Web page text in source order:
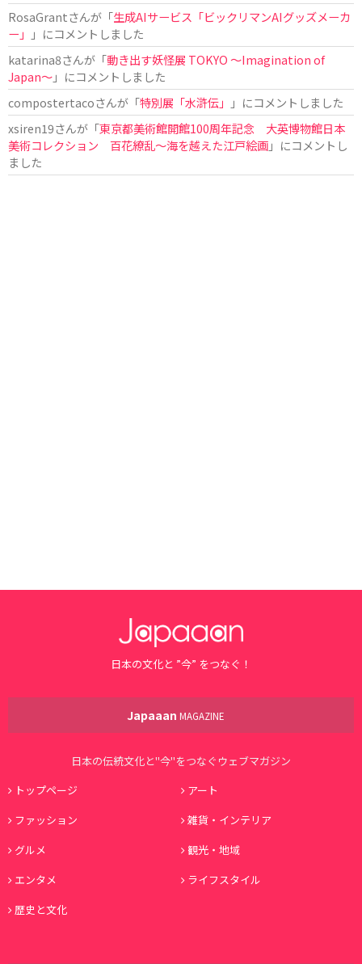
RosaGrantさんが「生成AIサービス「ビックリマンAIグッズメーカ
ー」
」にコメントしました
katarina8さんが「動き出す妖怪展 TOKYO 〜Imagination of
Japan〜」にコメントしました
compostertacoさんが「特別展「水滸伝」
」にコメントしました
xsiren19さんが「東京都美術館開館100周年記念 大英博物館日本
美術コレクション 百花繚乱～海を越えた江戸絵画」にコメントし
ました
日本の文化と ”今” をつなぐ！
Japaaan MAGAZINE
日本の伝統文化と"今"をつなぐウェブマガジン
トップページ
アート
ファッション
雑貨・インテリア
グルメ
観光・地域
エンタメ
ライフスタイル
歴史と文化